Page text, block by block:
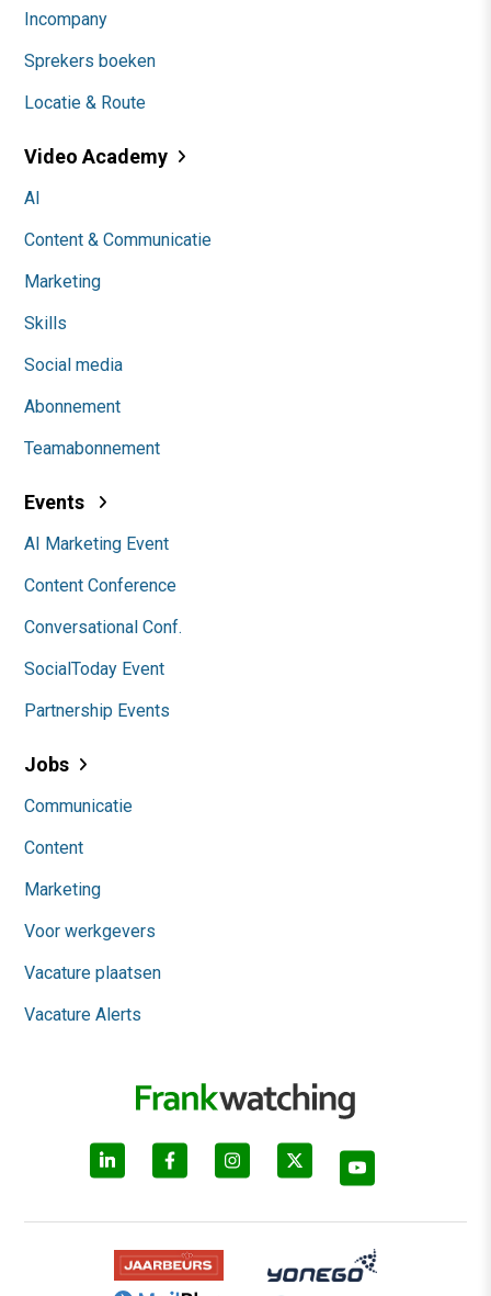
Incompany
Sprekers boeken
Locatie & Route
Video Academy
AI
Content & Communicatie
Marketing
Skills
Social media
Abonnement
Teamabonnement
Events
AI Marketing Event
Content Conference
Conversational Conf.
SocialToday Event
Partnership Events
Jobs
Communicatie
Content
Marketing
Voor werkgevers
Vacature plaatsen
Vacature Alerts